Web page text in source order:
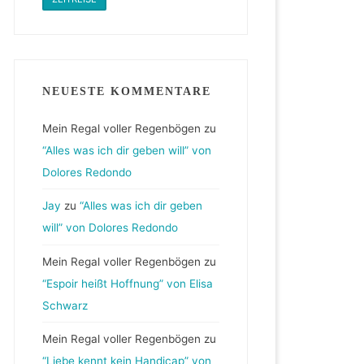
NEUESTE KOMMENTARE
Mein Regal voller Regenbögen zu
“Alles was ich dir geben will” von
Dolores Redondo
Jay zu“Alles was ich dir geben
will” von Dolores Redondo
Mein Regal voller Regenbögen zu
“Espoir heißt Hoffnung” von Elisa
Schwarz
Mein Regal voller Regenbögen zu
“Liebe kennt kein Handicap” von